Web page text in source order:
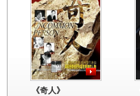
《奇人》